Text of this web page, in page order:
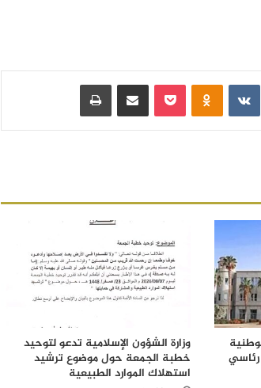
بوكيت مشاركة عبر البريد
وزارة الشؤون الإسلامية تدعو لتوحيد
خطبة الجمعة حول موضوع ترشيد
استهلاك الموارد الطبيعية